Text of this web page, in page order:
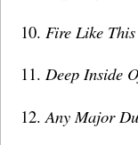
Fire Like This
Deep Inside
Any Major